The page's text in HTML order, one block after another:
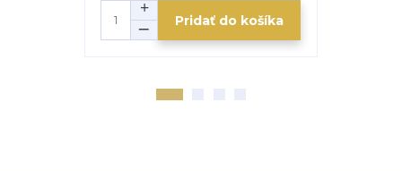
Pridať do košíka